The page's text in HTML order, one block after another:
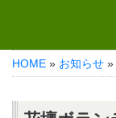
HOME » お知らせ »